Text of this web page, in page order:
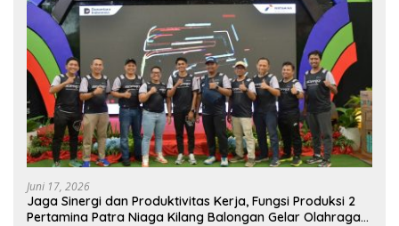
Juni 17, 2026
Jaga Sinergi dan Produktivitas Kerja, Fungsi Produksi 2
Pertamina Patra Niaga Kilang Balongan Gelar Olahraga